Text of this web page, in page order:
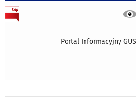
Portal Informacyjny GUS